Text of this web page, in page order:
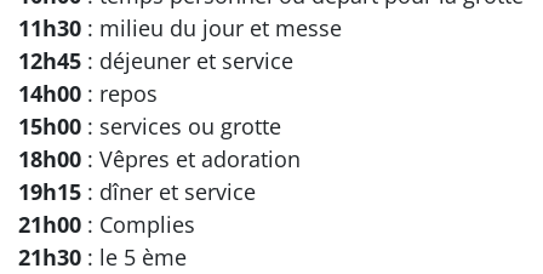
11h30 : milieu du jour et messe
12h45 : déjeuner et service
14h00 : repos
15h00 : services ou grotte
18h00 : Vêpres et adoration
19h15 : dîner et service
21h00 : Complies
21h30 : le 5 ème